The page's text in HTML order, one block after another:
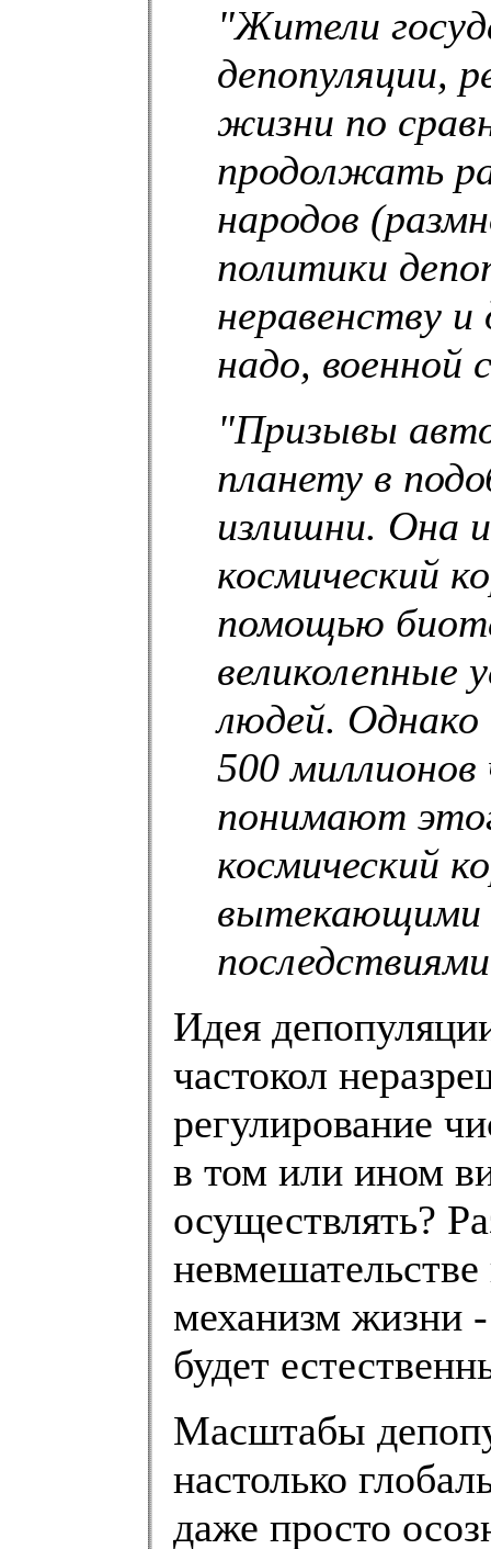
"Жители
депопуляции,
жизни по
продолжать
народов
политики
неравенству
надо, военной
"Призывы
планету в
излишни. Она
космический
помощью
великолепные
людей. Однако
500 миллионов
понимают
космический
Идея
частокол
регулирование
в том или ином
осуществлять?
механизм жизни
будет
Масштабы
настолько
даже просто